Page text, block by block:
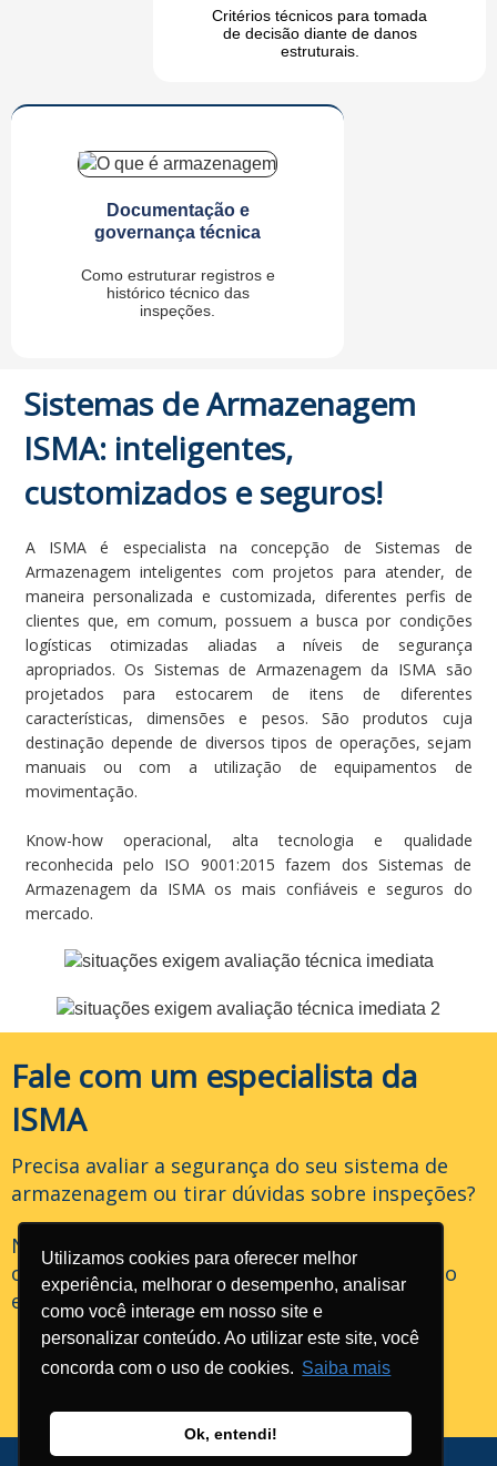
Utilizamos cookies para oferecer melhor
experiência, melhorar o desempenho, analisar
como você interage em nosso site e
personalizar conteúdo. Ao utilizar este site, você
concorda com o uso de cookies. Saiba mais
Ok, entendi!
Critérios técnicos para tomada
de decisão diante de danos
estruturais.
Documentação e
governança técnica
Como estruturar registros e
histórico técnico das
inspeções.
Sistemas de Armazenagem
ISMA: inteligentes,
customizados e seguros!
A ISMA é especialista na concepção de Sistemas de
Armazenagem inteligentes com projetos para atender, de
maneira personalizada e customizada, diferentes perfis de
clientes que, em comum, possuem a busca por condições
logísticas otimizadas aliadas a níveis de segurança
apropriados. Os Sistemas de Armazenagem da ISMA são
projetados para estocarem de itens de diferentes
características, dimensões e pesos. São produtos cuja
destinação depende de diversos tipos de operações, sejam
manuais ou com a utilização de equipamentos de
movimentação.
Know-how operacional, alta tecnologia e qualidade
reconhecida pelo ISO 9001:2015 fazem dos Sistemas de
Armazenagem da ISMA os mais confiáveis e seguros do
mercado.
Fale com um especialista da
ISMA
Precisa avaliar a segurança do seu sistema de
armazenagem ou tirar dúvidas sobre inspeções?
Nossa equipe técnica pode orientar sua
operação sobre inspeção preventiva, inspeção
extraordinária e gestão de risco estrutural.